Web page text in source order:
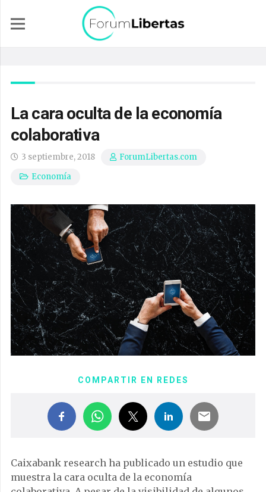
La cara oculta de la economía
colaborativa
3 septiembre, 2018
ForumLibertas.com
Economía
COMPARTIR EN REDES
Caixabank research ha publicado un estudio que
muestra la cara oculta de la economía